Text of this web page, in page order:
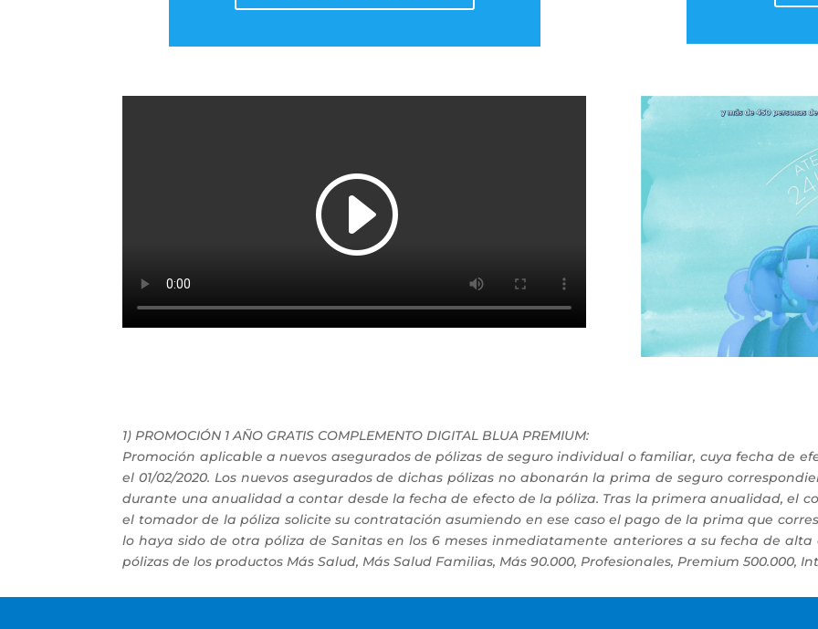
1) PROMOCIÓN 1 AÑO GRATIS COMPLEMENTO DIGITAL BLUA PREMIUM:
Promoción aplicable a nuevos asegurados de pólizas de seguro individual o familiar, cuya fecha de
el 01/02/2020. Los nuevos asegurados de dichas pólizas no abonarán la prima de seguro
durante una anualidad a contar desde la fecha de efecto de la póliza. Tras la primera anualidad, el
el tomador de la póliza solicite su contratación asumiendo en ese caso el pago de la prima que
lo haya sido de otra póliza de Sanitas en los 6 meses inmediatamente anteriores a su fecha de
pólizas de los productos Más Salud, Más Salud Familias, Más 90.000, Profesionales, Premium 500.000,